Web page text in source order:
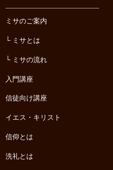
ミサのご案内
ミサとは
ミサの流れ
入門講座
信徒向け講座
イエス・キリスト
信仰とは
洗礼とは